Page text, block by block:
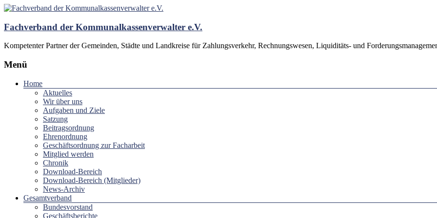
Fachverband der Kommunalkassenverwalter e.V.
Kompetenter Partner der Gemeinden, Städte und Landkreise für Zahlungsverkehr, Rechnungswesen, Liquiditäts- und
Menü
Home
Aktuelles
Wir über uns
Aufgaben und Ziele
Satzung
Beitragsordnung
Ehrenordnung
Geschäftsordnung zur Facharbeit
Mitglied werden
Chronik
Download-Bereich
Download-Bereich (Mitglieder)
News-Archiv
Gesamtverband
Bundesvorstand
Geschäftsberichte